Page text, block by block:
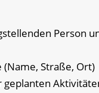
Person
Straße, Ort)
geplanten